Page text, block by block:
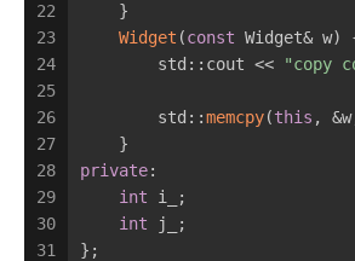
22
23
24
25
26
27
28
29
30
31
    }
Widget (const Widget& w)
        std::cout <<
"copy
        std::
memcpy(this ,
    }
private:
int i_;
int j_;
};